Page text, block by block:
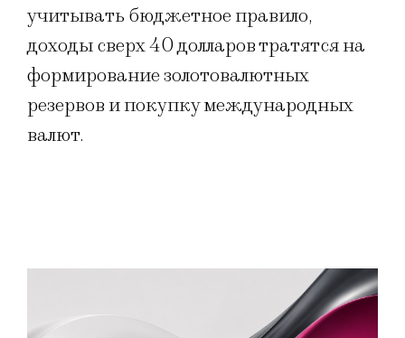
учитывать бюджетное правило,
доходы сверх 40 долларов тратятся на
формирование золотовалютных
резервов и покупку международных
валют.​